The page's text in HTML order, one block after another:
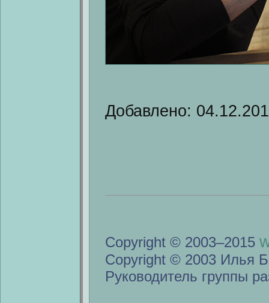
Добавлено:
Copyright © 2003–2015
Copyright © 2003 Илья
Руководитель группы